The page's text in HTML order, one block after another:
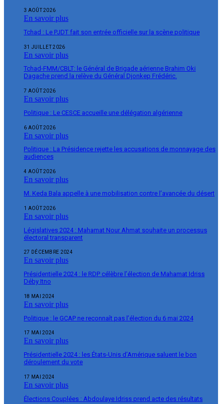
3 AOÛT 2026
En savoir plus
Tchad : Le PJDT fait son entrée officielle sur la scène politique
31 JUILLET 2026
En savoir plus
Tchad-FMM/CBLT: le Général de Brigade aérienne Brahim Oki
Dagache prend la relève du Général Djonkep Frédéric.
7 AOÛT 2026
En savoir plus
Politique : Le CESCE accueille une délégation algérienne
6 AOÛT 2026
En savoir plus
Politique : La Présidence rejette les accusations de monnayage des
audiences
4 AOÛT 2026
En savoir plus
M. Keda Bala appelle à une mobilisation contre l’avancée du désert
1 AOÛT 2026
En savoir plus
Législatives 2024 : Mahamat Nour Ahmat souhaite un processus
électoral transparent
27 DÉCEMBRE 2024
En savoir plus
Présidentielle 2024 : le RDP célèbre l’élection de Mahamat Idriss
Déby Itno
18 MAI 2024
En savoir plus
Politique : le GCAP ne reconnaît pas l’élection du 6 mai 2024
17 MAI 2024
En savoir plus
Présidentielle 2024 : les États-Unis d’Amérique saluent le bon
déroulement du vote
17 MAI 2024
En savoir plus
Élections Couplées : Abdoulaye Idriss prend acte des résultats